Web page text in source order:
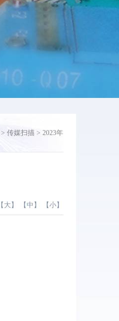
> 传媒扫描 > 2023年
【 大 】 【 中 】 【 小 】